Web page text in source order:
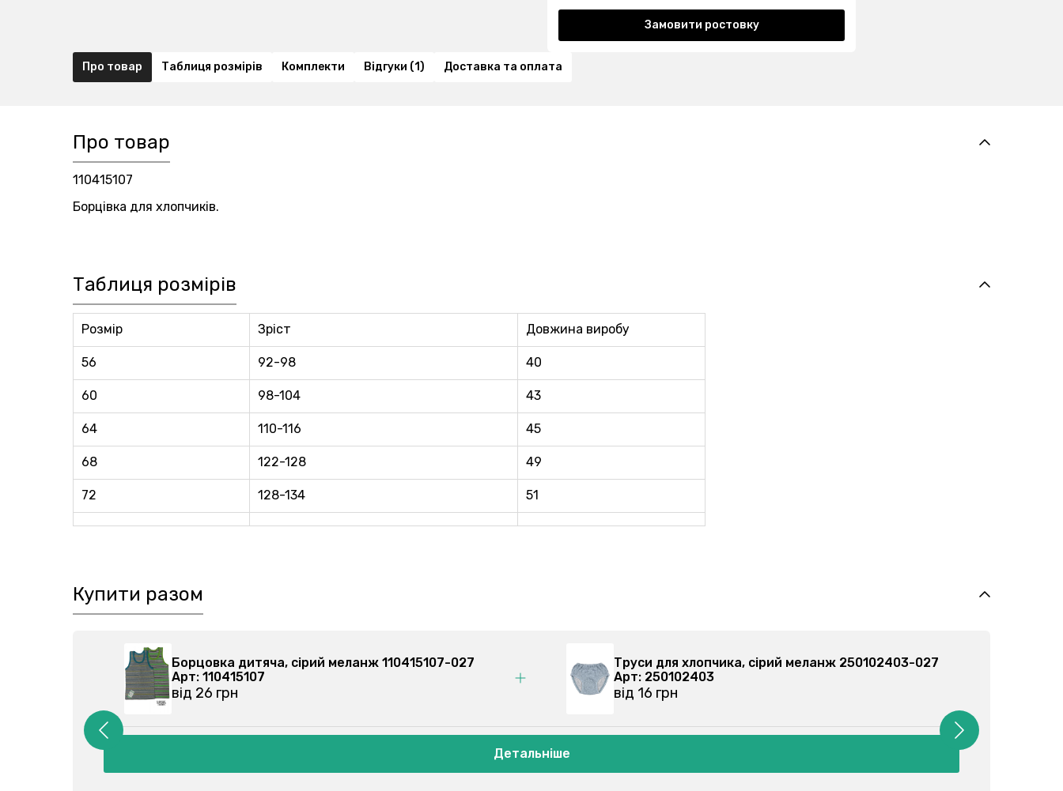
Замовити ростовку
Про товар Таблиця розмірів Комплекти Відгуки (1) Доставка та оплата
Про товар
110415107
Борцівка для хлопчиків.
Таблиця розмірів
Розмір Зріст Довжина виробу
56 92-98 40
60 98-104 43
64 110-116 45
68 122-128 49
72 128-134 51
Купити разом
Борцовка дитяча, сірий меланж 110415107-027
Арт: 110415107
від 26 грн
Труси для хлопчика, асорті 250102108-000
Арт: 250102108
від 17 грн
Детальніше